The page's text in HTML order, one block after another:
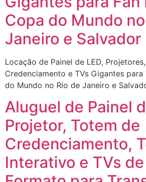
Copa do Mundo
Janeiro e Salvador
Locação de Painel de LED,
Credenciamento e TVs Gigantes para
do Mundo no Rio de Janeiro e
Aluguel de Painel
Projetor, Totem de
Credenciamento,
Interativo e TVs